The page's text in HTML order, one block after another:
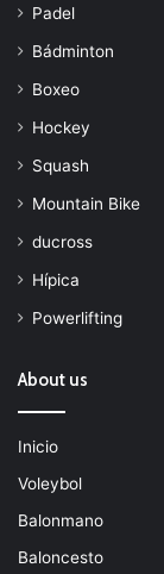
Padel
Bádminton
Boxeo
Hockey
Squash
Mountain Bike
ducross
Hípica
Powerlifting
About us
Inicio
Voleybol
Balonmano
Baloncesto